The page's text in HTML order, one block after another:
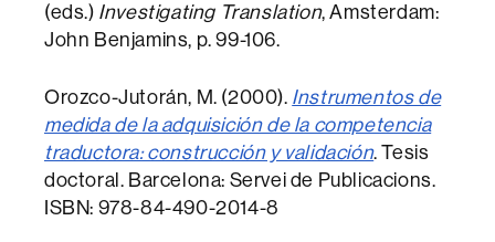
(eds.) Investigating Translation, Amsterdam:
John Benjamins, p. 99-106.
Orozco-Jutorán, M. (2000). Instrumentos de
medida de la adquisición de la competencia
traductora: construcción y validación. Tesis
doctoral. Barcelona: Servei de Publicacions.
ISBN: 978-84-490-2014-8